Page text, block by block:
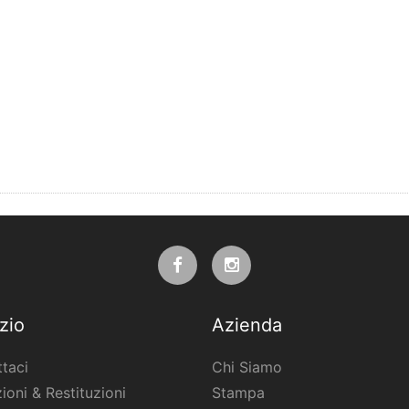
stencil direttamente dal tuo programma per il disegno a
tuo computer e invia la stampa.
InkJet per stencil é essenziale per trasferire l’inchiostro dalla
e facili da utilizzare.
& Restituzioni
Azienda
Chi Siamo
Stampa